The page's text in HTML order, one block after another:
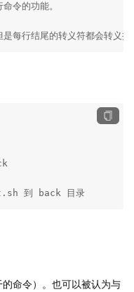
令的功能。
每行结尾的转义符都会转义
到 back 目录
命令）。也可以被认为与